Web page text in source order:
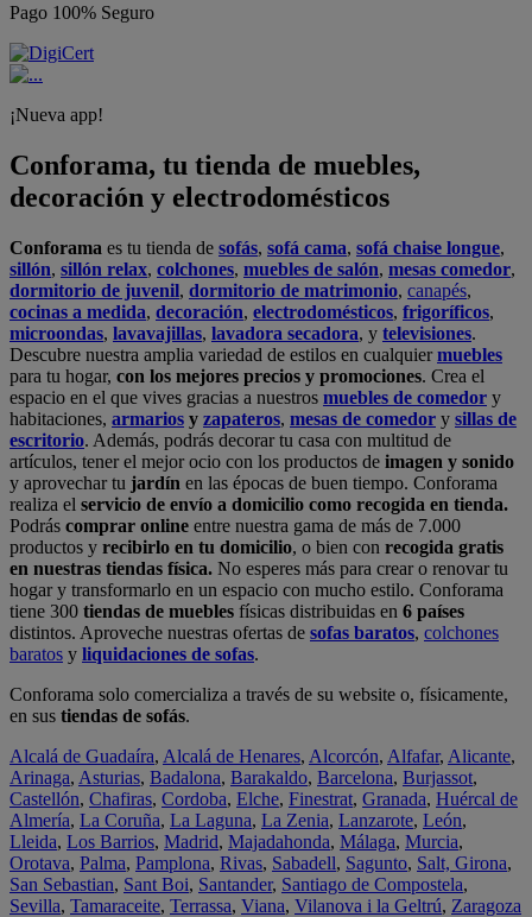
Pago 100% Seguro
¡Nueva app!
Conforama, tu tienda de muebles,
decoración y electrodomésticos
Conforama es tu tienda de sofás, sofá cama, sofá chaise longue,
sillón, sillón relax, colchones, muebles de salón, mesas comedor,
dormitorio de juvenil, dormitorio de matrimonio, canapés,
cocinas a medida, decoración, electrodomésticos, frigoríficos,
microondas, lavavajillas, lavadora secadora, y televisiones.
Descubre nuestra amplia variedad de estilos en cualquiermuebles
para tu hogar, con los mejores precios y promociones. Crea el
espacio en el que vives gracias a nuestros muebles de comedor y
habitaciones, armarios y zapateros, mesas de comedor y sillas de
escritorio. Además, podrás decorar tu casa con multitud de
artículos, tener el mejor ocio con los productos de imagen y sonido
y aprovechar tu jardín en las épocas de buen tiempo. Conforama
realiza el servicio de envío a domicilio como recogida en tienda.
Podrás comprar online entre nuestra gama de más de 7.000
productos y recibirlo en tu domicilio, o bien con recogida gratis
en nuestras tiendas física. No esperes más para crear o renovar tu
hogar y transformarlo en un espacio con mucho estilo. Conforama
tiene 300 tiendas de muebles físicas distribuidas en 6 países
distintos. Aproveche nuestras ofertas de sofas baratos, colchones
baratos y liquidaciones de sofas.
Conforama solo comercializa a través de su website o, físicamente,
en sus tiendas de sofás.
Alcalá de Guadaíra, Alcalá de Henares, Alcorcón, Alfafar, Alicante,
Arinaga, Asturias, Badalona, Barakaldo, Barcelona, Burjassot,
Castellón, Chafiras, Cordoba, Elche, Finestrat, Granada, Huércal de
Almería, La Coruña, La Laguna, La Zenia, Lanzarote, León,
Lleida, Los Barrios, Madrid, Majadahonda, Málaga, Murcia,
Orotava, Palma, Pamplona, Rivas, Sabadell, Sagunto, Salt, Girona,
San Sebastian, Sant Boi, Santander, Santiago de Compostela,
Sevilla, Tamaraceite, Terrassa, Viana, Vilanova i la Geltrú, Zaragoza